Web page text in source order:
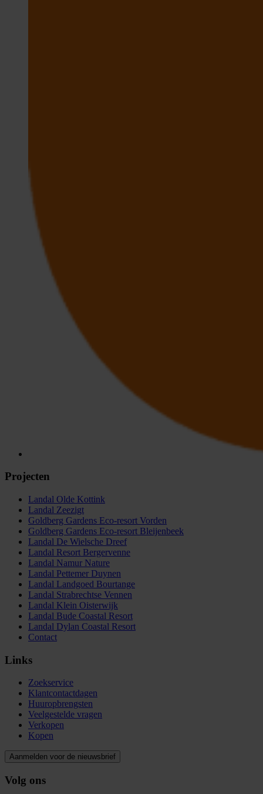
Projecten
Landal Olde Kottink
Landal Zeezigt
Goldberg Gardens Eco-resort Vorden
Goldberg Gardens Eco-resort Bleijenbeek
Landal De Wielsche Dreef
Landal Resort Bergervenne
Landal Namur Nature
Landal Pettemer Duynen
Landal Landgoed Bourtange
Landal Strabrechtse Vennen
Landal Klein Oisterwijk
Landal Bude Coastal Resort
Landal Dylan Coastal Resort
Contact
Links
Zoekservice
Klantcontactdagen
Huuropbrengsten
Veelgestelde vragen
Verkopen
Kopen
Aanmelden voor de nieuwsbrief
Volg ons